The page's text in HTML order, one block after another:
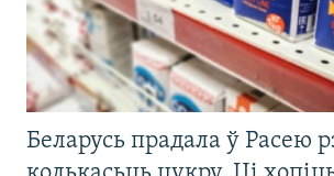
Беларусь прадала ў Расею